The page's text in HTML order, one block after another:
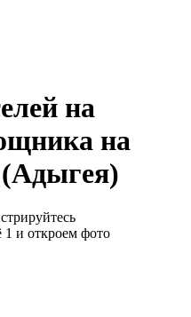
на
на
и откроем фото